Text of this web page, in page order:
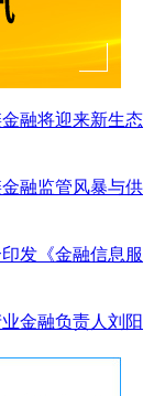
金融将迎来新生态
金融监管风暴与供
发《金融信息服
金融负责人刘阳